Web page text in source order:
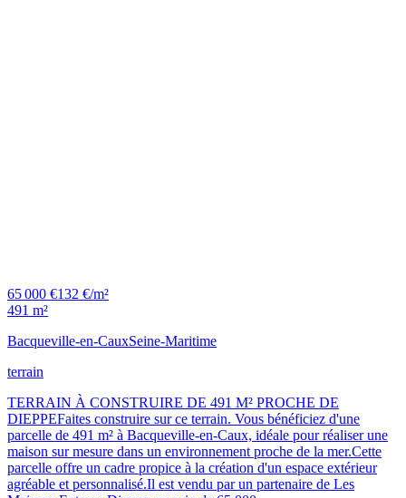
65 000 €132 €/m²
491 m²
Bacqueville-en-CauxSeine-Maritime
terrain
TERRAIN À CONSTRUIRE DE 491 M² PROCHE DE
DIEPPEFaites construire sur ce terrain. Vous bénéficiez d'une
parcelle de 491 m² à Bacqueville-en-Caux, idéale pour réaliser une
maison sur mesure dans un environnement proche de la mer.Cette
parcelle offre un cadre propice à la création d'un espace extérieur
agréable et personnalisé.Il est vendu par un partenaire de Les